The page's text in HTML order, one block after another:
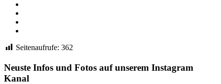
Seitenaufrufe: 362
Neuste Infos und Fotos auf unserem Instagram
Kanal